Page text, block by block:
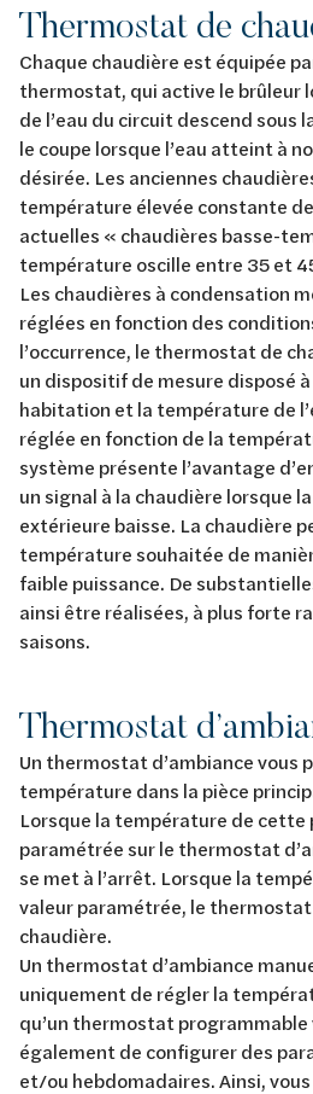
Thermostat de
Chaque chaudière est équipée
thermostat, qui active le brûleur
de l’eau du circuit descend sous
le coupe lorsque l’eau atteint à
désirée. Les anciennes
température élevée constante
actuelles « chaudières basse-
température oscille entre 35 et
Les chaudières à condensation
réglées en fonction des
l’occurrence, le thermostat de
un dispositif de mesure disposé
habitation et la température de
réglée en fonction de la
système présente l’avantage
un signal à la chaudière lorsque
extérieure baisse. La chaudière
température souhaitée de
faible puissance. De
ainsi être réalisées, à plus forte
saisons.
Thermostat
Un thermostat d’ambiance vous
température dans la pièce
Lorsque la température de cette
paramétrée sur le thermostat
se met à l’arrêt. Lorsque la
valeur paramétrée, le thermostat
chaudière.
Un thermostat d’ambiance
uniquement de régler la
qu’un thermostat programmable
également de configurer des
et/ou hebdomadaires. Ainsi,